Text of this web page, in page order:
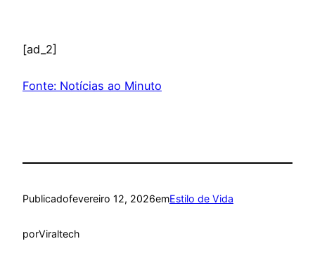
[ad_2]
Fonte: Notícias ao Minuto
Publicadofevereiro 12, 2026emEstilo de Vida
porViraltech